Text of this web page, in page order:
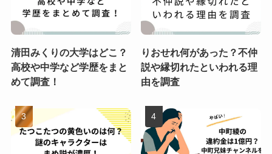
清田みくりの大学はどこ？
高校や中学など学歴をまと
めて調査！
りおせれ何があった？不仲
説や縁切れたといわれる理
由を調査